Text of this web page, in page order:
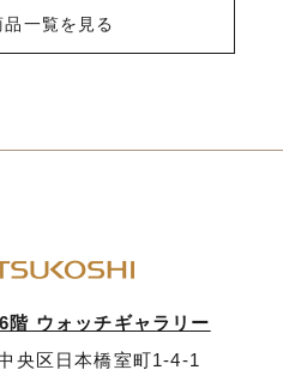
一覧を見る
階 ウォッチギャラリー
央区日本橋室町1-4-1